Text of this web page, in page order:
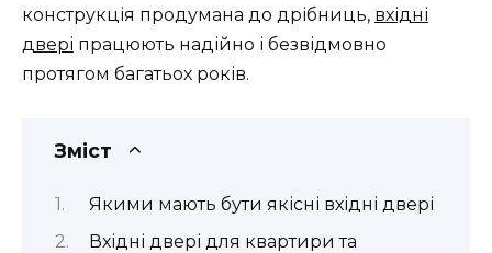
конструкція продумана до дрібниць, вхідні
двері працюють надійно і безвідмовно
протягом багатьох років.
Зміст
Якими мають бути якісні вхідні двері
Вхідні двері для квартири та